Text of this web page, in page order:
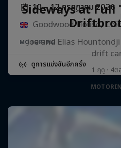
10 – 12 กรกฎาคม 2026
MOTORING
ดูการแข่งขันอีกครั้ง
Sideways at
Joe and Elias
drift
1 ฤดู · 4ต